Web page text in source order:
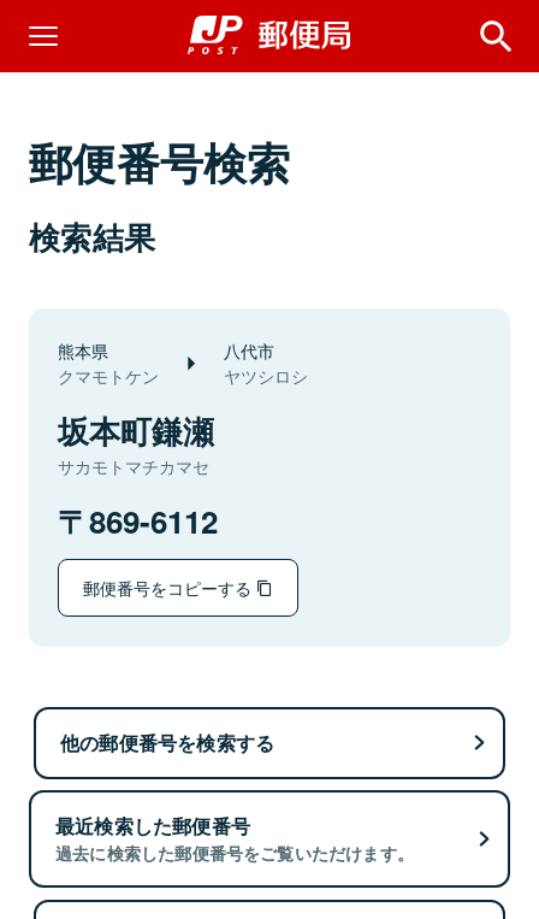
郵便番号検索
検索結果
熊本県
クマモトケン
八代市
ヤツシロシ
坂本町鎌瀬
サカモトマチカマセ
869-6112
郵便番号をコピーする
他の郵便番号を検索する
最近検索した郵便番号
過去に検索した郵便番号をご覧いただけます。